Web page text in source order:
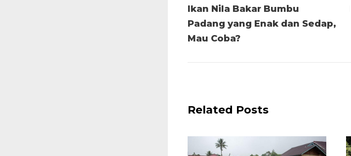
Ikan Nila Bakar Bumbu
Padang yang Enak dan Sedap,
Mau Coba?
Related Posts